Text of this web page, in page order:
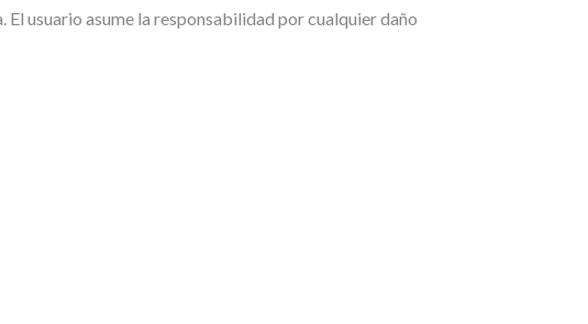
usuario asume la responsabilidad por cualquier daño